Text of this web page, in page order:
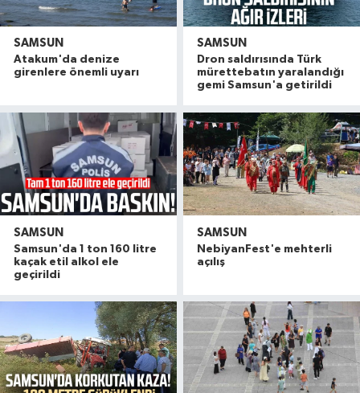
SAMSUN
Atakum'da denize
girenlere önemli uyarı
SAMSUN
Dron saldırısında Türk
mürettebatın yaralandığı
gemi Samsun'a getirildi
SAMSUN
Samsun'da 1 ton 160 litre
kaçak etil alkol ele
geçirildi
SAMSUN
NebiyanFest'e mehterli
açılış